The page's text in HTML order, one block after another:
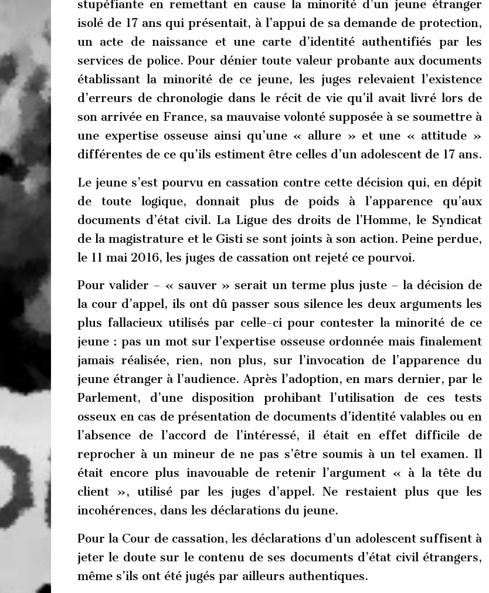
stupéfiante en remettant en cause la minorité d’un jeune étranger
isolé de 17 ans qui présentait, à l’appui de sa demande de protection,
un acte de naissance et une carte d’identité authentifiés par les
services de police. Pour dénier toute valeur probante aux documents
établissant la minorité de ce jeune, les juges relevaient l’existence
d’erreurs de chronologie dans le récit de vie qu’il avait livré lors de
son arrivée en France, sa mauvaise volonté supposée à se soumettre à
une expertise osseuse ainsi qu’une « allure » et une « attitude »
différentes de ce qu’ils estiment être celles d’un adolescent de 17 ans.
Le jeune s’est pourvu en cassation contre cette décision qui, en dépit
de toute logique, donnait plus de poids à l’apparence qu’aux
documents d’état civil. La Ligue des droits de l’Homme, le Syndicat
de la magistrature et le Gisti se sont joints à son action. Peine perdue,
le 11 mai 2016, les juges de cassation ont rejeté ce pourvoi.
Pour valider – « sauver » serait un terme plus juste – la décision de
la cour d’appel, ils ont dû passer sous silence les deux arguments les
plus fallacieux utilisés par celle-ci pour contester la minorité de ce
jeune : pas un mot sur l’expertise osseuse ordonnée mais finalement
jamais réalisée, rien, non plus, sur l’invocation de l’apparence du
jeune étranger à l’audience. Après l’adoption, en mars dernier, par le
Parlement, d’une disposition prohibant l’utilisation de ces tests
osseux en cas de présentation de documents d’identité valables ou en
l’absence de l’accord de l’intéressé, il était en effet difficile de
reprocher à un mineur de ne pas s’être soumis à un tel examen. Il
était encore plus inavouable de retenir l’argument « à la tête du
client », utilisé par les juges d’appel. Ne restaient plus que les
incohérences, dans les déclarations du jeune.
Pour la Cour de cassation, les déclarations d’un adolescent suffisent à
jeter le doute sur le contenu de ses documents d’état civil étrangers,
même s’ils ont été jugés par ailleurs authentiques.